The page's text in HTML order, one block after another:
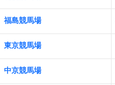
福島競馬場
東京競馬場
中京競馬場